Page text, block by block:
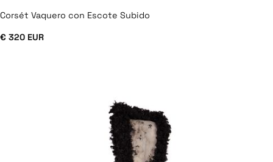
Corsét Vaquero con Escote Subido
€ 320 EUR